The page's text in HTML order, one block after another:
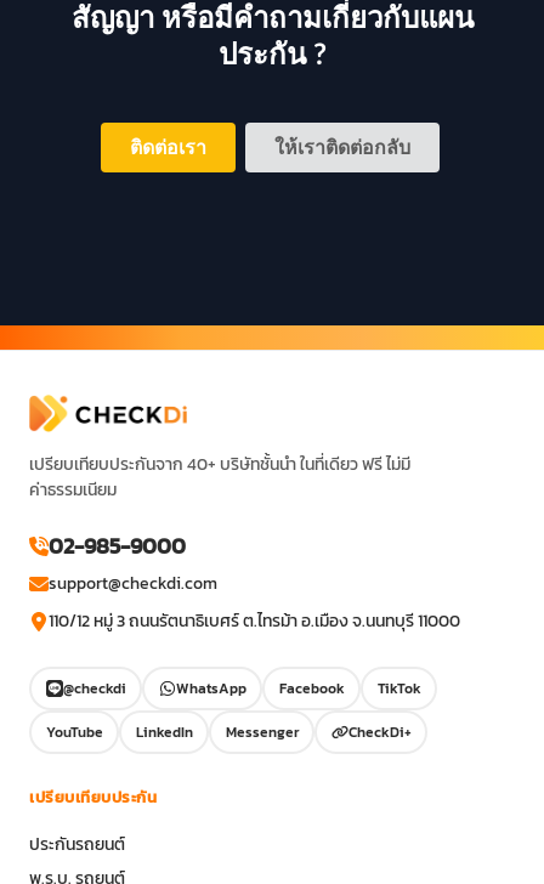
สัญญา หรือมีคำถามเกี่ยวกับแผน
ประกัน ?
ติดต่อเรา ให้เราติดต่อกลับ
เปรียบเทียบประกันจาก 40+ บริษัทชั้นนำ ในที่เดียว ฟรี ไม่มี
ค่าธรรมเนียม
02-985-9000
support@checkdi.com
110/12 หมู่ 3 ถนนรัตนาธิเบศร์ ต.ไทรม้า อ.เมือง จ.นนทบุรี 11000
@checkdi WhatsApp Facebook
TikTok
YouTube
LinkedIn Messenger CheckDi+
เปรียบเทียบประกัน
ประกันรถยนต์
พ.ร.บ. รถยนต์